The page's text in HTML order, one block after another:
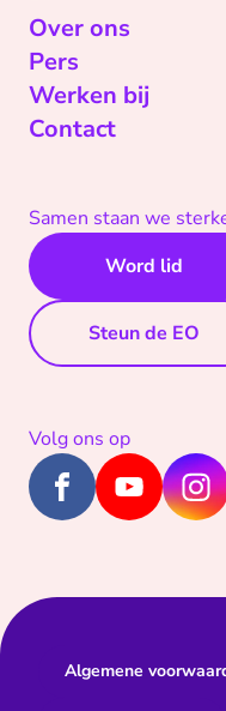
Over ons
Pers
Werken bij
Contact
Samen staan we
Word lid
Steun de EO
Volg ons op
Algemene